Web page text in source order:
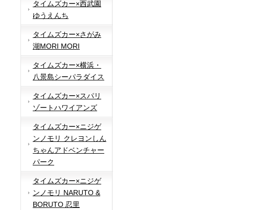
タイムズカー×西武園
ゆうえんち
タイムズカー×さがみ
湖MORI MORI
タイムズカー×横浜・
八景島シーパラダイス
タイムズカー×スパリ
ゾートハワイアンズ
タイムズカー×ニジゲ
ンノモリ クレヨンしん
ちゃんアドベンチャー
パーク
タイムズカー×ニジゲ
ンノモリ NARUTO &
BORUTO 忍里